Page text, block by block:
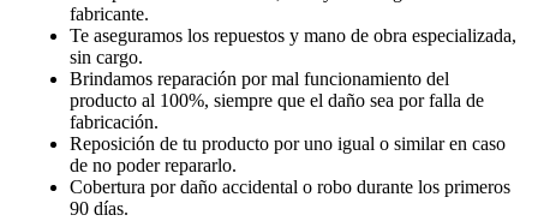
fabricante.
Te aseguramos los repuestos y mano de obra especializada,
sin cargo.
Brindamos reparación por mal funcionamiento del
producto al 100%, siempre que el daño sea por falla de
fabricación.
Reposición de tu producto por uno igual o similar en caso
de no poder repararlo.
Cobertura por daño accidental o robo durante los primeros
90 días.